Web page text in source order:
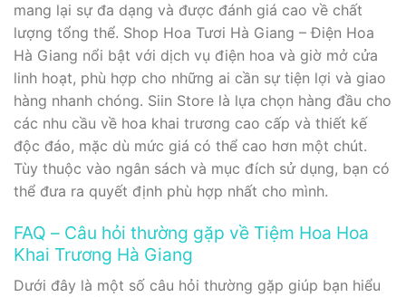
mang lại sự đa dạng và được đánh giá cao về chất
lượng tổng thể. Shop Hoa Tươi Hà Giang – Điện Hoa
Hà Giang nổi bật với dịch vụ điện hoa và giờ mở cửa
linh hoạt, phù hợp cho những ai cần sự tiện lợi và giao
hàng nhanh chóng. Siin Store là lựa chọn hàng đầu cho
các nhu cầu về hoa khai trương cao cấp và thiết kế
độc đáo, mặc dù mức giá có thể cao hơn một chút.
Tùy thuộc vào ngân sách và mục đích sử dụng, bạn có
thể đưa ra quyết định phù hợp nhất cho mình.
FAQ – Câu hỏi thường gặp về Tiệm Hoa Hoa
Khai Trương Hà Giang
Dưới đây là một số câu hỏi thường gặp giúp bạn hiểu